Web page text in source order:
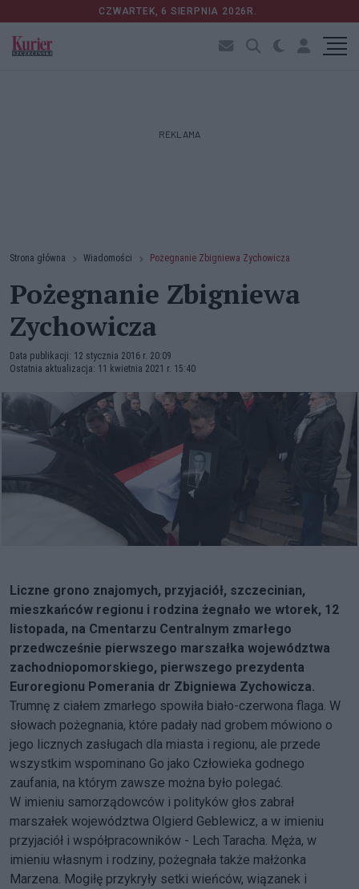
CZWARTEK, 6 SIERPNIA 2026R.
REKLAMA
Strona główna Wiadomości Pożegnanie Zbigniewa Zychowicza
Pożegnanie Zbigniewa
Zychowicza
Data publikacji: 12 stycznia 2016 r. 20:09
Ostatnia aktualizacja: 11 kwietnia 2021 r. 15:40
Liczne grono znajomych, przyjaciół, szczecinian,
mieszkańców regionu i rodzina żegnało we wtorek, 12
listopada, na Cmentarzu Centralnym zmarłego
przedwcześnie pierwszego marszałka województwa
zachodniopomorskiego, pierwszego prezydenta
Euroregionu Pomerania dr Zbigniewa Zychowicza.
Trumnę z ciałem zmarłego spowiła biało-czerwona flaga. W
słowach pożegnania, które padały nad grobem mówiono o
jego licznych zasługach dla miasta i regionu, ale przede
wszystkim wspominano Go jako Człowieka godnego
zaufania, na którym zawsze można było polegać.
W imieniu samorządowców i polityków głos zabrał
marszałek województwa Olgierd Geblewicz, a w imieniu
przyjaciół i współpracowników - Lech Taracha. Męża, w
imieniu własnym i rodziny, pożegnała także małżonka
Marzena. Mogiłę przykryły setki wieńców, wiązanek i